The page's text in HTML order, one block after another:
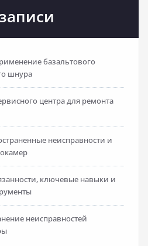
базальтового
шнура
центра для ремонта
неисправности и
ключевые навыки и
неисправностей